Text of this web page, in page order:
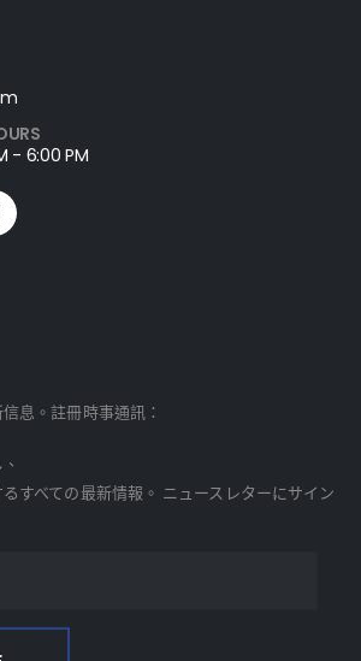
- 6:00 PM
息。註冊時事通訊：
すべての最新情報。 ニュースレターにサイン